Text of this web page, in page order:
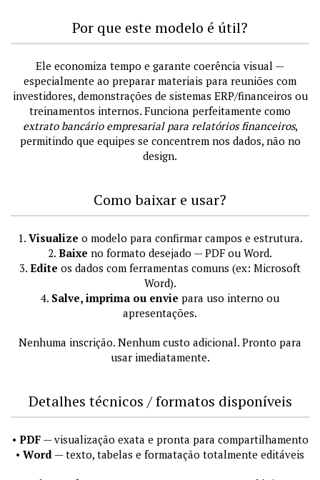
Por que este modelo é útil?
Ele economiza tempo e garante coerência visual —
especialmente ao preparar materiais para reuniões com
investidores, demonstrações de sistemas ERP/financeiros ou
treinamentos internos. Funciona perfeitamente como
extrato bancário empresarial para relatórios financeiros,
permitindo que equipes se concentrem nos dados, não no
design.
Como baixar e usar?
1. Visualize o modelo para confirmar campos e estrutura.
2. Baixe no formato desejado — PDF ou Word.
3. Edite os dados com ferramentas comuns (ex: Microsoft
Word).
4. Salve, imprima ou envie para uso interno ou
apresentações.
Nenhuma inscrição. Nenhum custo adicional. Pronto para
usar imediatamente.
Detalhes técnicos / formatos disponíveis
• PDF— visualização exata e pronta para compartilhamento
• Word — texto, tabelas e formatação totalmente editáveis